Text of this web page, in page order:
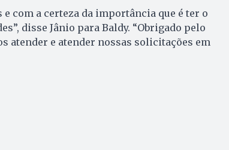
com a certeza da importância que é ter o
disse Jânio para Baldy. “Obrigado pelo
atender e atender nossas solicitações em